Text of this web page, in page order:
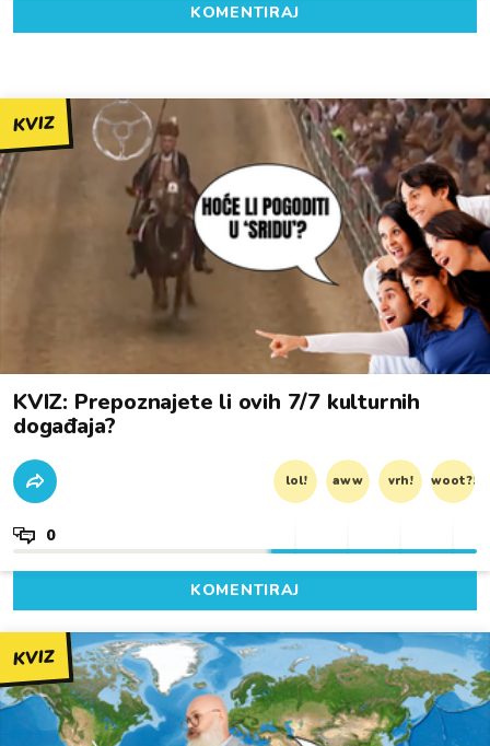
KOMENTIRAJ
KVIZ
KVIZ: Prepoznajete li ovih 7/7 kulturnih
događaja?
lol! aww vrh! woot?!
0
KOMENTIRAJ
KVIZ